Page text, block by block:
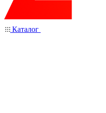
Каталог